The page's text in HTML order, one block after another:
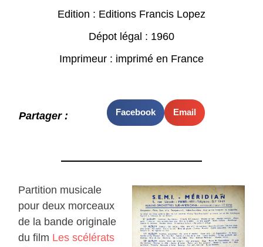
Edition : Editions Francis Lopez
Dépot légal : 1960
Imprimeur : imprimé en France
Partager : Facebook Email
Partition musicale
pour deux morceaux
de la bande originale
du film Les scélérats